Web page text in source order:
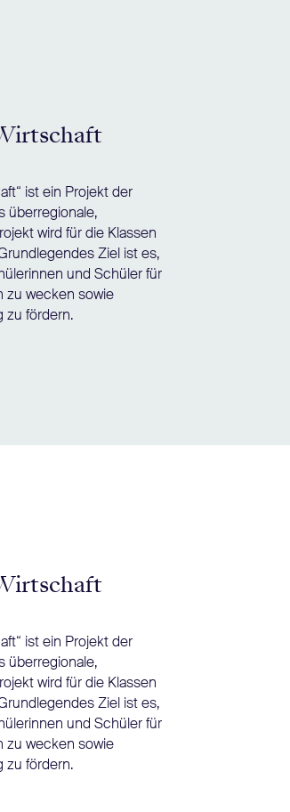
ist ein Projekt der
überregionale,
wird für die Klassen
Ziel ist es,
und Schüler für
zu wecken sowie
zu fördern.
ist ein Projekt der
überregionale,
wird für die Klassen
Ziel ist es,
und Schüler für
zu wecken sowie
zu fördern.